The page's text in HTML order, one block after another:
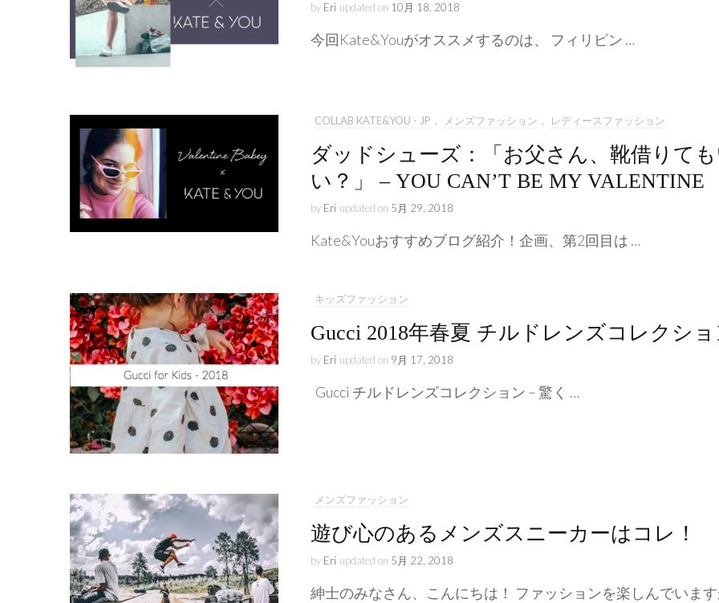
by Eri updated on 10月 18, 2018
今回Kate&Youがオススメするのは、 フィリピン …
COLLAB KATE&YOU - JP , メンズファッション , レディースファッション
ダッドシューズ：「お父さん、靴借りて
い？」 – YOU CAN’T BE MY VALENTINE
by Eri updated on 5月 29, 2018
Kate&Youおすすめブログ紹介！企画、第2回目は …
キッズファッション
Gucci 2018年春夏 チルドレンズコレクシ
by Eri updated on 9月 17, 2018
Gucci チルドレンズコレクション – 驚く …
メンズファッション
遊び心のあるメンズスニーカーはコレ！
by Eri updated on 5月 22, 2018
紳士のみなさん、こんにちは！ ファッションを楽しんでいま